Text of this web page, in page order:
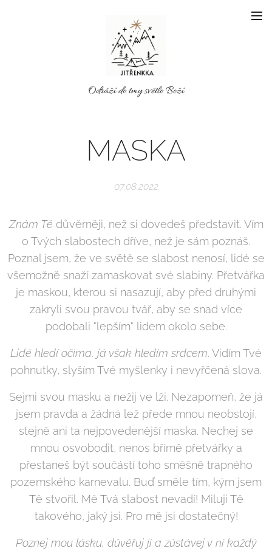
Odráží do tmy světlo Boží
MASKA
07.08.2022
Znám Tě důvěrněji, než si dovedeš představit. Vím
o Tvých slabostech dříve, než je sám poznáš.
Poznal jsem, že ve světě se slabost nenosí, lidé se
všemožně snaží zamaskovat své slabiny. Přetvářka
je maskou, kterou si nasazují, aby před druhými
zakryli svou pravou tvář, aby se snad více
podobali "lepším" lidem okolo sebe.
Lidé hledí očima, já však hledím srdcem. Vidím Tvé
pohnutky, slyším Tvé myšlenky i nevyřčená slova.
Sejmi svou masku a nežij ve lži. Nezapomeň, že já
jsem pravda a žádná lež přede mnou neobstojí,
stejně ani ta nejpovedenější maska. Nechej se
mnou osvobodit, nenos břímě přetvářky a
přestaneš být součástí toho směšně trapného
pozemského karnevalu. Buď směle tím, kým jsem
Tě stvořil. Mě Tvá slabost nevadí! Miluji Tě
takového, jaký jsi. Pro mě jsi dostatečný!
Poznej mou lásku, důvěřuj jí a zůstávej v ní každý